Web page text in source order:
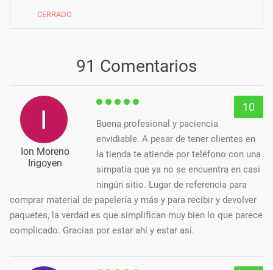
CERRADO
91 Comentarios
Ion Moreno
Irigoyen
10
Buena profesional y paciencia
envidiable. A pesar de tener clientes en
la tienda te atiende por teléfono con una
simpatía que ya no se encuentra en casi
ningún sitio. Lugar de referencia para
comprar material de papelería y más y para recibir y devolver
paquetes, la verdad es que simplifican muy bien lo que parece
complicado. Gracias por estar ahí y estar así.